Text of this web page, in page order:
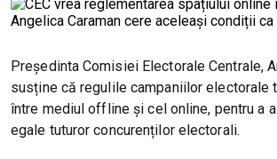
Președinta Comisiei Electorale Centrale,
susține că regulile campaniilor electorale
între mediul offline și cel online, pentru a
egale tuturor concurenților electorali.